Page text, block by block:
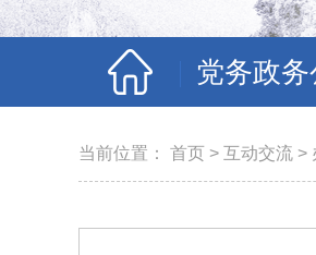
党务政
当前位置： 首页 > 互动交流 >